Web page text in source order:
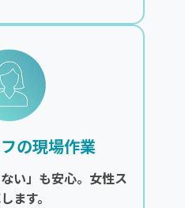
の現場作業
い」も安心。女性ス
ます。